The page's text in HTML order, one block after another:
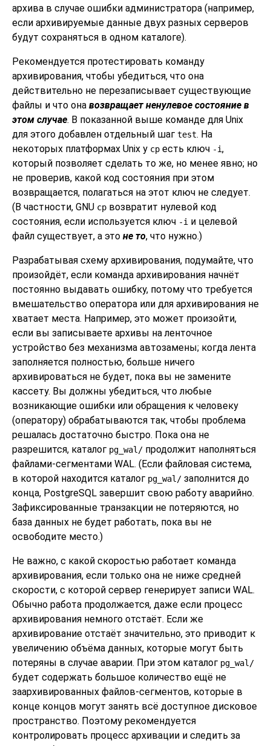
архива в случае ошибки администратора (например,
если архивируемые данные двух разных серверов
будут сохраняться в одном каталоге).
Рекомендуется протестировать команду
архивирования, чтобы убедиться, что она
действительно не перезаписывает существующие
файлы и что она возвращает ненулевое состояние в
этом случае. В показанной выше команде для Unix
для этого добавлен отдельный шаг test. На
некоторых платформах Unix у cp есть ключ -i,
который позволяет сделать то же, но менее явно; но
не проверив, какой код состояния при этом
возвращается, полагаться на этот ключ не следует.
(В частности, GNU cp возвратит нулевой код
состояния, если используется ключ -i и целевой
файл существует, а это не то, что нужно.)
Разрабатывая схему архивирования, подумайте, что
произойдёт, если команда архивирования начнёт
постоянно выдавать ошибку, потому что требуется
вмешательство оператора или для архивирования не
хватает места. Например, это может произойти,
если вы записываете архивы на ленточное
устройство без механизма автозамены; когда лента
заполняется полностью, больше ничего
архивироваться не будет, пока вы не замените
кассету. Вы должны убедиться, что любые
возникающие ошибки или обращения к человеку
(оператору) обрабатываются так, чтобы проблема
решалась достаточно быстро. Пока она не
разрешится, каталог pg_wal/ продолжит наполняться
файлами-сегментами WAL. (Если файловая система,
в которой находится каталог pg_wal/ заполнится до
конца, PostgreSQL завершит свою работу аварийно.
Зафиксированные транзакции не потеряются, но
база данных не будет работать, пока вы не
освободите место.)
Не важно, с какой скоростью работает команда
архивирования, если только она не ниже средней
скорости, с которой сервер генерирует записи WAL.
Обычно работа продолжается, даже если процесс
архивирования немного отстаёт. Если же
архивирование отстаёт значительно, это приводит к
увеличению объёма данных, которые могут быть
потеряны в случае аварии. При этом каталог pg_wal/
будет содержать большое количество ещё не
заархивированных файлов-сегментов, которые в
конце концов могут занять всё доступное дисковое
пространство. Поэтому рекомендуется
контролировать процесс архивации и следить за